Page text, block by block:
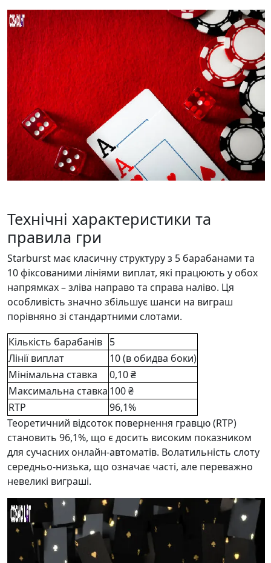
Технічні характеристики та
правила гри
Starburst має класичну структуру з 5 барабанами та
10 фіксованими лініями виплат, які працюють у обох
напрямках – зліва направо та справа наліво. Ця
особливість значно збільшує шанси на виграш
порівняно зі стандартними слотами.
Кількість барабанів 5
Лінії виплат
10 (в обидва боки)
Мінімальна ставка
0,10 ₴
Максимальна ставка 100 ₴
RTP
96,1%
Теоретичний відсоток повернення гравцю (RTP)
становить 96,1%, що є досить високим показником
для сучасних онлайн-автоматів. Волатильність слоту
середньо-низька, що означає часті, але переважно
невеликі виграші.